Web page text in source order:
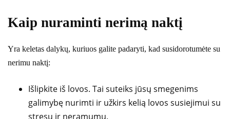
Kaip nuraminti nerimą naktį
Yra keletas dalykų, kuriuos galite padaryti, kad susidorotumėte su
nerimu naktį:
Išlipkite iš lovos. Tai suteiks jūsų smegenims
galimybę nurimti ir užkirs kelią lovos susiejimui su
stresu ir neramumu.